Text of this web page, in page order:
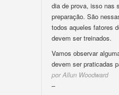
dia de prova, isso nas
preparação. São
todos aqueles fatores
devem ser treinados.
Vamos observar
devem ser praticadas
por Allun Woodward
–